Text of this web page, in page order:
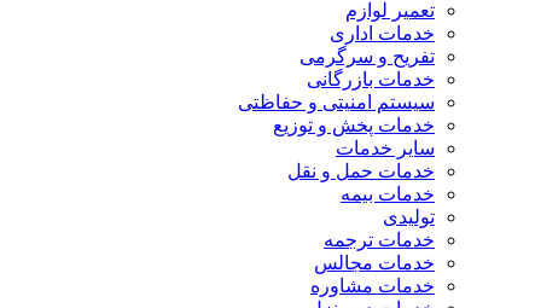
اداری
و سرگرمی
بازرگانی
امنیتی و حفاظتی
پخش و توزیع
خدمات
حمل و نقل
بیمه
ترجمه
مجالس
مشاوره